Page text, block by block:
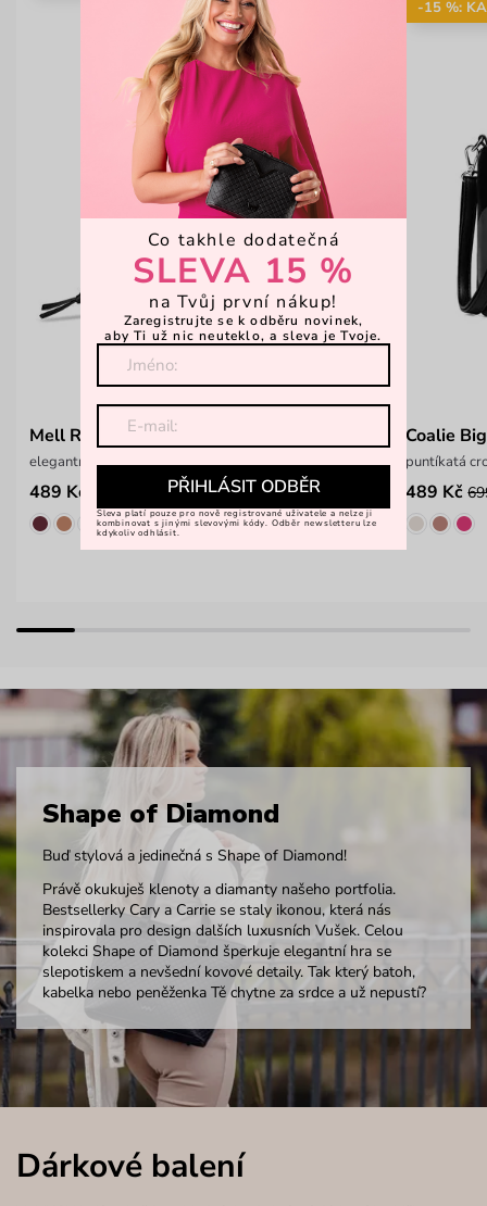
Mell Rays Black
elegantní prošívaná peněženka na zip
489 Kč
-15 %:
Coalie
puntíkatá
489 Kč
Shape of Diamond
Buď stylová a jedinečná s Shape of Diamond!
Právě okukuješ klenoty a diamanty našeho portfolia.
Bestsellerky Cary a Carrie se staly ikonou, která nás
inspirovala pro design dalších luxusních Vušek. Celou
kolekci Shape of Diamond šperkuje elegantní hra se
slepotiskem a nevšední kovové detaily. Tak který batoh,
kabelka nebo peněženka Tě chytne za srdce a už nepustí?
Dárkové balení
Co takhle dodatečná
SLEVA 15 %
na Tvůj první nákup!
Zaregistrujte se k odběru novinek,
aby Ti už nic neuteklo, a sleva je Tvoje.
PŘIHLÁSIT ODBĚR
Sleva platí pouze pro nově registrované uživatele a nelze ji
kombinovat s jinými slevovými kódy. Odběr newsletteru lze
kdykoliv odhlásit.